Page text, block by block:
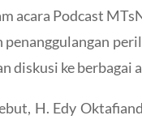
acara Podcast
penanggulangan
diskusi ke
H. Edy